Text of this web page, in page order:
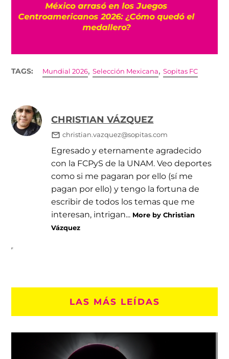
FIFA niega que Infantino hizo millonaria a
una amante cuando estaba en UEFA
TAGS: Mundial 2026,Selección Mexicana,Sopitas FC
CHRISTIAN VÁZQUEZ
christian.vazquez@sopitas.com
Egresado y eternamente agradecido
con la FCPyS de la UNAM. Veo deportes
como si me pagaran por ello (sí me
pagan por ello) y tengo la fortuna de
escribir de todos los temas que me
interesan, intrigan... More by Christian
Vázquez
LAS MÁS LEÍDAS